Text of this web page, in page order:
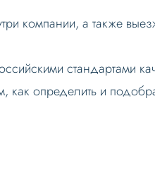
компании, а также
стандартами
определить и